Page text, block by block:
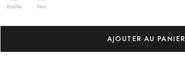
Ecaille Noir
AJOUTER AU PANIER